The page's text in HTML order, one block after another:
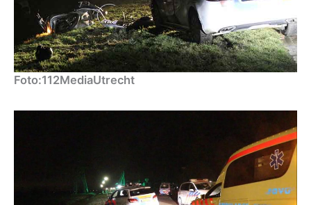
Foto:112MediaUtrecht